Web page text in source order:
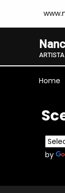
ARTISTA
Home
by